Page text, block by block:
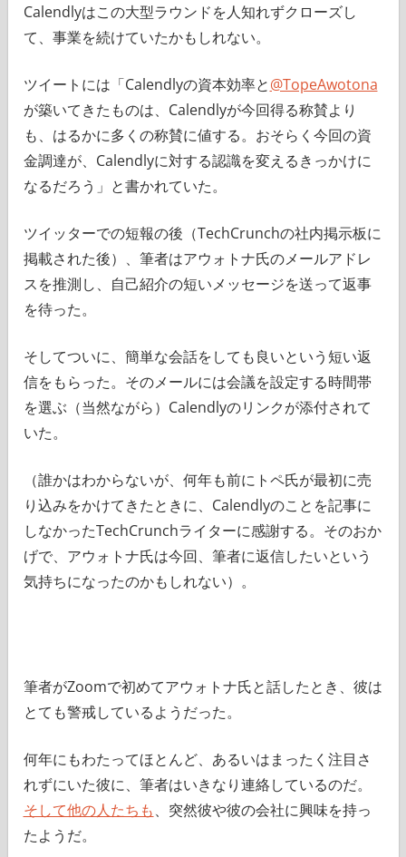
Calendlyはこの大型ラウンドを人知れずクローズし
て、事業を続けていたかもしれない。
ツイートには「Calendlyの資本効率と@TopeAwotona
が築いてきたものは、Calendlyが今回得る称賛より
も、はるかに多くの称賛に値する。おそらく今回の資
金調達が、Calendlyに対する認識を変えるきっかけに
なるだろう」と書かれていた。
ツイッターでの短報の後（TechCrunchの社内掲示板に
掲載された後）、筆者はアウォトナ氏のメールアドレ
スを推測し、自己紹介の短いメッセージを送って返事
を待った。
そしてついに、簡単な会話をしても良いという短い返
信をもらった。そのメールには会議を設定する時間帯
を選ぶ（当然ながら）Calendlyのリンクが添付されて
いた。
（誰かはわからないが、何年も前にトペ氏が最初に売
り込みをかけてきたときに、Calendlyのことを記事に
しなかったTechCrunchライターに感謝する。そのおか
げで、アウォトナ氏は今回、筆者に返信したいという
気持ちになったのかもしれない）。
筆者がZoomで初めてアウォトナ氏と話したとき、彼は
とても警戒しているようだった。
何年にもわたってほとんど、あるいはまったく注目さ
れずにいた彼に、筆者はいきなり連絡しているのだ。
そして他の人たちも、突然彼や彼の会社に興味を持っ
たようだ。